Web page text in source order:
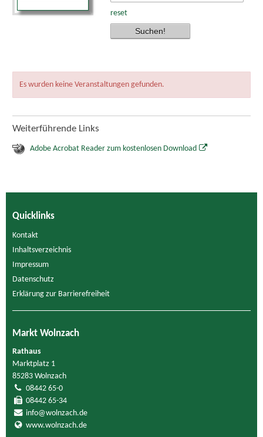
reset
Es wurden keine Veranstaltungen gefunden.
Weiterführende Links
Adobe Acrobat Reader zum kostenlosen Download
Quicklinks
Kontakt
Inhaltsverzeichnis
Impressum
Datenschutz
Erklärung zur Barrierefreiheit
Markt Wolnzach
Rathaus
Marktplatz 1
85283 Wolnzach
08442 65-0
08442 65-34
info@wolnzach.de
www.wolnzach.de